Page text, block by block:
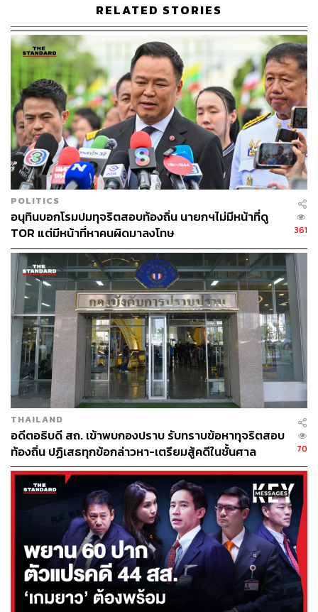
เอาผิดผู้บัญชาการตำรวจแห่งชาติ (ผบ.ตร.) และตำรวจ
ที่เกี่ยวข้อง จากกรณีกองบังคับการปราบปรามการกระ
ทำความผิดเกี่ยวกับทรัพยากรธรรมชาติและสิ่ง
แวดล้อม (บก.ปทส.) หารือว่าหากมีคำสั่งศาลให้รื้อสิ่ง
รุกล้ำลำน้ำจะถือเป็นหลักฐานใหม่ในการส่งอัยการฟ้อง
คดีได้หรือไม่ แต่ทางสำนักงานตำรวจแห่งชาติ (ตร.)
กลับไม่ให้คำตอบ ขอให้ตรวจสอบการทำหน้าที่ตำรวจ
ว่าล่าช้า หรือเพิกเฉยการปฏิบัติหน้าที่หรือไม่ ที่ไม่
ดำเนินการให้เป็นไปตามคำสั่งศาลปกครอง
เอาผิดทางจริยธรรม พล.ต.อ. เสรีพิศุทธ์ กรณีสร้างท่า
เทียบเรือรุกแม่น้ำเจ้าพระยา ซึ่งเมื่อวันที่ 10 กุมภาพันธ์
2564 อธิบดีกรมป่าไม้แจ้งความเอาผิด พล.ต.อ. เสรี
พิศุทธ์ ที่สถานีตำรวจนครบาล (สน.) บางโพ กรณีสร้าง
ท่าเทียบเรือไม่ตรงตามแบบกับที่กรมเจ้าท่าอนุญาตเอา
ไว้ ขอให้ ป.ป.ช. ดำเนินคดีทางจริยธรรมกับ พล.ต.อ.
เสรีพิศุทธ์ และเร่งดำเนินคดีนี้โดยเร็ว
ให้ตรวจสอบจริยธรรม ยุทธพงศ์ จรัสเสถียร รองหัวหน้า
พรรคเพื่อไทย กรณีใช้อำนาจหน้าที่ ส.ส. และ
กรรมาธิการ (กมธ.) งบประมาณ แถลงข่าวบิดเบือน
กรณีการจัดซื้อเรือดำน้ำของกองทัพเรือ ทำให้รัฐเกิด
ความเสียหาย และถูกกองทัพเรือแจ้งความเอาผิด ไม่
อยากให้ ส.ส. ใช้ตำแหน่งสร้างความเน่าเฟะในสภา
การแถลงข่าวควรมีข้อเท็จจริง ไม่บิดเบือนข้อมูลให้รัฐ
เสียหาย
กรณี ประเสริฐ จันทรรวงทอง เลขาธิการพรรคเพื่อไทย และผู้
ดำรงตำแหน่งทางการเมืองรายอื่น ที่มีการครอบครองที่ดิน
รัฐโดยไม่ถูกต้องตามกฎหมายนั้น เชื่อว่าหลังจาก ป.ป.ช. เห็น
คำพิพากษาศาลในคดีของตน คงไม่ใช่เรื่องยากในการตรวจ
สอบ จะไม่ใช้เวลานานกว่าคดีของตน
RELATED STORIES
POLITICS
อนุทินบอกโรมปมทุจริตสอบท้องถิ่น นายกฯไม่มีหน้าที่ดู
TOR แต่มีหน้าที่หาคนผิดมาลงโทษ
361
THAILAND
อดีตอธิบดี สถ. เข้าพบกองปราบ รับทราบข้อหาทุจริตสอบ
ท้องถิ่น ปฏิเสธทุกข้อกล่าวหา-เตรียมสู้คดีในชั้นศาล
70